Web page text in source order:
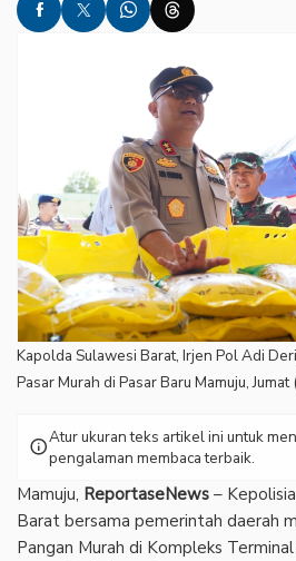
Kapolda Sulawesi Barat, Irjen Pol Adi
Pasar Murah di Pasar Baru Mamuju,
infoAtur ukuran teks artikel ini untuk
pengalaman membaca terbaik.
Mamuju, ReportaseNews –
Barat bersama pemerintah daerah
Pangan Murah di Kompleks